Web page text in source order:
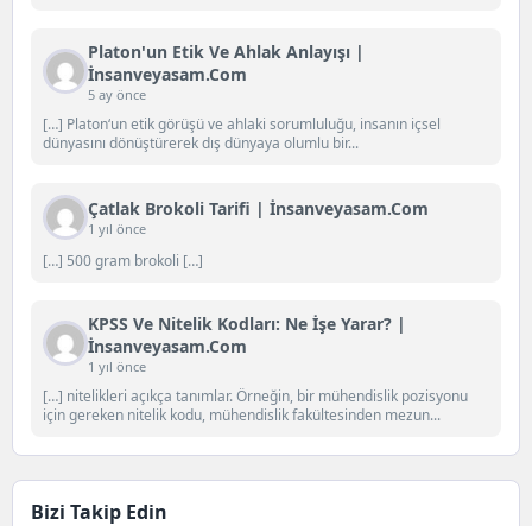
Platon'un Etik Ve Ahlak Anlayışı |
İnsanveyasam.com
5 ay önce
[…] Platon‘un etik görüşü ve ahlaki sorumluluğu, insanın içsel
dünyasını dönüştürerek dış dünyaya olumlu bir...
Çatlak Brokoli Tarifi | İnsanveyasam.com
1 yıl önce
[…] 500 gram brokoli […]
KPSS Ve Nitelik Kodları: Ne İşe Yarar? |
İnsanveyasam.com
1 yıl önce
[…] nitelikleri açıkça tanımlar. Örneğin, bir mühendislik pozisyonu
için gereken nitelik kodu, mühendislik fakültesinden mezun...
Bizi Takip Edin